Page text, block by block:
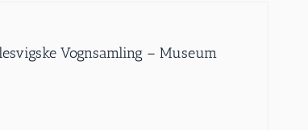
Vognsamling – Museum